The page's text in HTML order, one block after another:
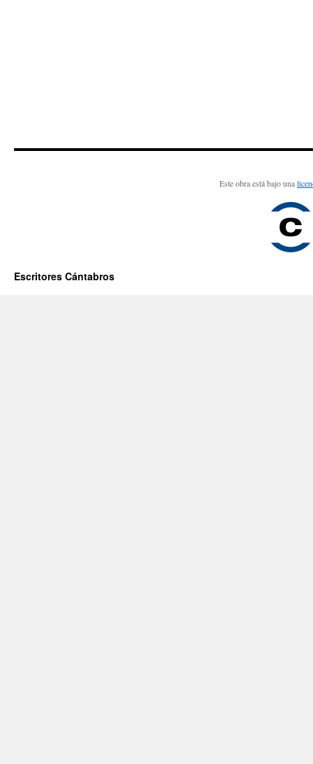
Este obra está bajo una
Escritores Cántabros